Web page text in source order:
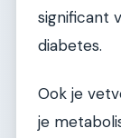
significant
diabetes.
Ook je
je